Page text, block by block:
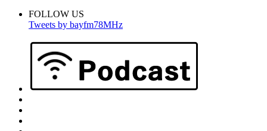
FOLLOW US
Tweets by bayfm78MHz